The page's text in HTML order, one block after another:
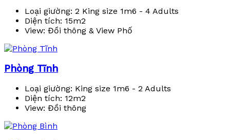
Loại giường: 2 King size 1m6 - 4 Adults
Diện tích: 15m2
View: Đồi thông & View Phố
Phòng Tĩnh
Loại giường: King size 1m6 - 2 Adults
Diện tích: 12m2
View: Đồi thông